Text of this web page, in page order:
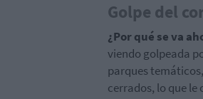
Golpe del
¿Por qué se va
viendo golpeada
parques
cerrados, lo que